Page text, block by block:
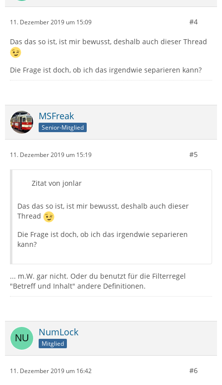
Mache ich irgendwas falsch oder kann das so nicht
11. Dezember 2019 um 15:09 #4
Das das so ist, ist mir bewusst, deshalb auch dieser Thread
Die Frage ist doch, ob ich das irgendwie separieren kann?
MSFreak
Senior-Mitglied
11. Dezember 2019 um 15:19 #5
Zitat von jonlar
Das das so ist, ist mir bewusst, deshalb auch dieser
Thread
Die Frage ist doch, ob ich das irgendwie separieren
kann?
... m.W. gar nicht. Oder du benutzt für die Filterregel
"Betreff und Inhalt" andere Definitionen.
NumLock
Mitglied
11. Dezember 2019 um 16:42 #6